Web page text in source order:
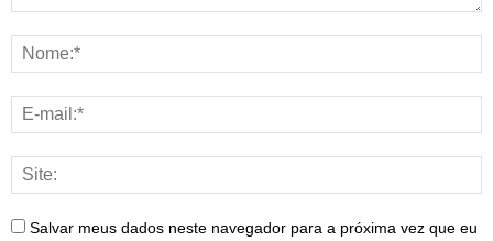
Salvar meus dados neste navegador para a próxima vez que eu